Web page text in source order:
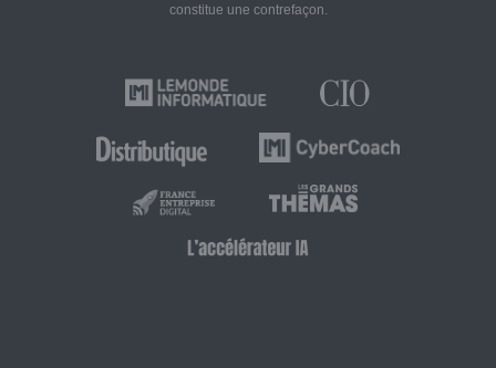
constitue une contrefaçon.